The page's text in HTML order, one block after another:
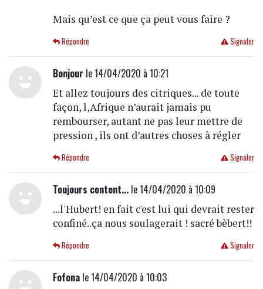
Mais qu’est ce que ça peut vous faire ?
Signaler
Répondre
Bonjour le 14/04/2020 à 10:21
Et allez toujours des citriques... de toute
façon, l,Afrique n’aurait jamais pu
rembourser, autant ne pas leur mettre de
pression , ils ont d’autres choses à régler
Signaler
Répondre
Toujours content...le 14/04/2020 à 10:09
...l'Hubert! en fait c'est lui qui devrait rester
confiné..ça nous soulagerait ! sacré bèbert!!
Signaler
Répondre
Fofonale 14/04/2020 à 10:03